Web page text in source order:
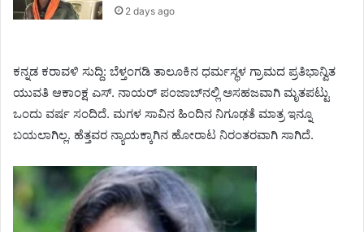
2 days ago
ಕನ್ನಡ ಕರಾವಳಿ ಸುದ್ದಿ: ಬೆಳ್ತಂಗಡಿ ತಾಲೂಕಿನ ಧರ್ಮಸ್ಥಳ ಗ್ರಾಮದ ಪ್ರತಿಭಾನ್ವಿತ
ಯುವತಿ ಆಕಾಂಕ್ಷ ಎಸ್. ನಾಯರ್ ಪಂಜಾಬ್‌ನಲ್ಲಿ ಅಸಹಜವಾಗಿ ಮೃತಪಟ್ಟು
ಒಂದು ವರ್ಷ ಸಂದಿದೆ. ಮಗಳ ಸಾವಿನ ಹಿಂದಿನ ನಿಗೂಢತೆ ಮಾತ್ರ ಇನ್ನೂ
ಬಯಲಾಗಿಲ್ಲ. ಹೆತ್ತವರ ನ್ಯಾಯಕ್ಕಾಗಿನ ಹೋರಾಟ ನಿರಂತರವಾಗಿ ಸಾಗಿದೆ.